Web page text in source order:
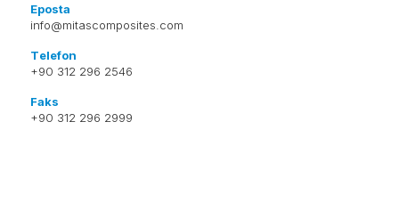
Eposta
info@mitascomposites.com
Telefon
+90 312 296 2546
Faks
+90 312 296 2999